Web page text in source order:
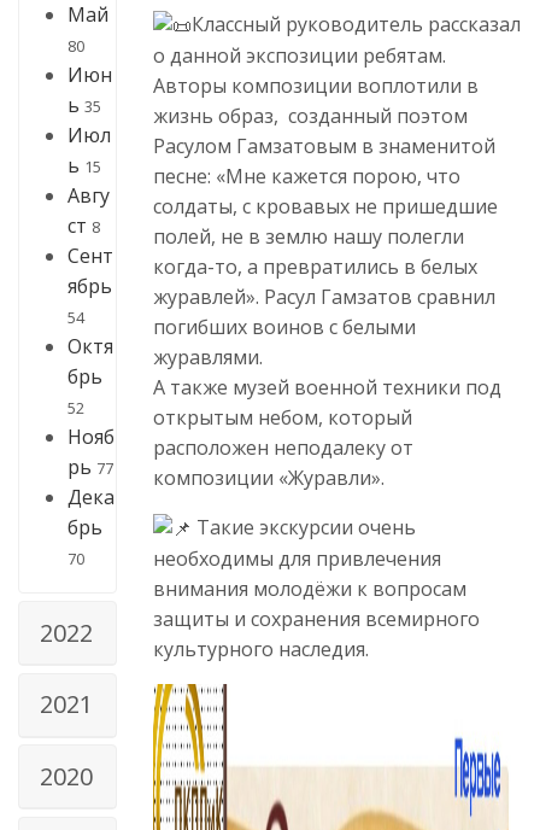
Май
80
Июн
ь 35
Июл
ь 15
Авгу
ст 8
Сент
ябрь
54
Октя
брь
52
Нояб
рь 77
Дека
брь
70
2022
2021
2020
Классный руководитель рассказал
о данной экспозиции ребятам.
Авторы композиции воплотили в
жизнь образ, созданный поэтом
Расулом Гамзатовым в знаменитой
песне: «Мне кажется порою, что
солдаты, с кровавых не пришедшие
полей, не в землю нашу полегли
когда-то, а превратились в белых
журавлей». Расул Гамзатов сравнил
погибших воинов с белыми
журавлями.
А также музей военной техники под
открытым небом, который
расположен неподалеку от
композиции «Журавли».
Такие экскурсии очень
необходимы для привлечения
внимания молодёжи к вопросам
защиты и сохранения всемирного
культурного наследия.